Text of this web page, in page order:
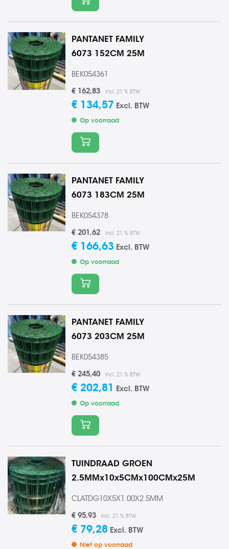
PANTANET FAMILY
6073 152CM 25M
BEK054361
€ 162,83
Incl. 21 % BTW
€ 134,57 Excl. BTW
Op voorraad
PANTANET FAMILY
6073 183CM 25M
BEK054378
€ 201,62
Incl. 21 % BTW
€ 166,63 Excl. BTW
Op voorraad
PANTANET FAMILY
6073 203CM 25M
BEK054385
€ 245,40
Incl. 21 % BTW
€ 202,81 Excl. BTW
Op voorraad
TUINDRAAD GROEN
2.5MMx10x5CMx100CMx25M
CLATDG10X5X1.00X2.5MM
€ 95,93
Incl. 21 % BTW
€ 79,28 Excl. BTW
Niet op voorraad